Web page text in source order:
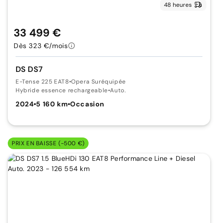
48 heures
DS DS7
E-Tense 225 EAT8•Opera Suréquipée
Hybride essence rechargeable•Auto.
2024•5 160 km•Occasion
33 499 €
Dès 323 €/mois
PRIX EN BAISSE (-500 €)